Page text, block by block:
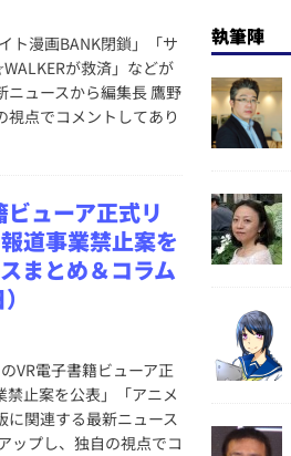
ト漫画BANK閉鎖」「サ
が救済」などが
ュースから編集長 鷹野
点でコメントしてあり
ビューア正式リ
道事業禁止案を
まとめ＆コラム
VR電子書籍ビューア正
止案を公表」「アニメ
に関連する最新ニュース
ップし、独自の視点でコ
執筆陣